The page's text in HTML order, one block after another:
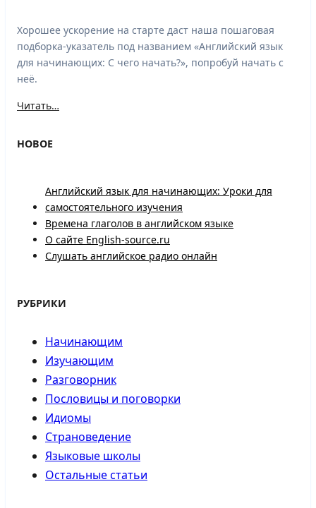
Хорошее ускорение на старте даст наша пошаговая
подборка-указатель под названием «Английский язык
для начинающих: С чего начать?», попробуй начать с
неё.
Читать…
НОВОЕ
Английский язык для начинающих: Уроки для
самостоятельного изучения
Времена глаголов в английском языке
О сайте English-source.ru
Слушать английское радио онлайн
РУБРИКИ
Начинающим
Изучающим
Разговорник
Пословицы и поговорки
Идиомы
Страноведение
Языковые школы
Остальные статьи